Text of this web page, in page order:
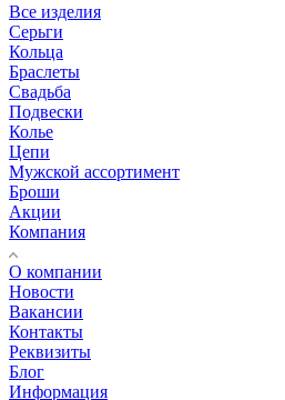
Все изделия
Серьги
Кольца
Браслеты
Свадьба
Подвески
Колье
Цепи
Мужской ассортимент
Броши
Акции
Компания
О компании
Новости
Вакансии
Контакты
Реквизиты
Блог
Информация